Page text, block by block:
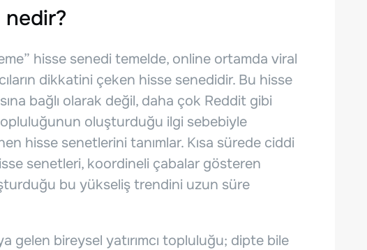
nedir?
hisse senedi temelde, online ortamda viral
dikkatini çeken hisse senedidir. Bu hisse
bağlı olarak değil, daha çok Reddit gibi
oluşturduğu ilgi sebebiyle
hisse senetlerini tanımlar. Kısa sürede ciddi
senetleri, koordineli çabalar gösteren
bu yükseliş trendini uzun süre
gelen bireysel yatırımcı topluluğu; dipte bile